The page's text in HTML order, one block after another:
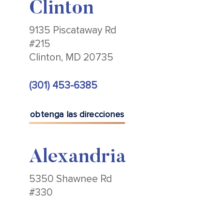
Clinton
9135 Piscataway Rd
#215
Clinton, MD 20735
(301) 453-6385
obtenga las direcciones
Alexandria
5350 Shawnee Rd
#330